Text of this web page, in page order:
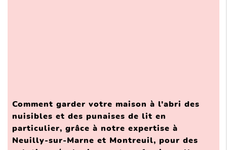
Comment garder votre maison à l'abri des
nuisibles et des punaises de lit en
particulier, grâce à notre expertise à
Neuilly-sur-Marne et Montreuil, pour des